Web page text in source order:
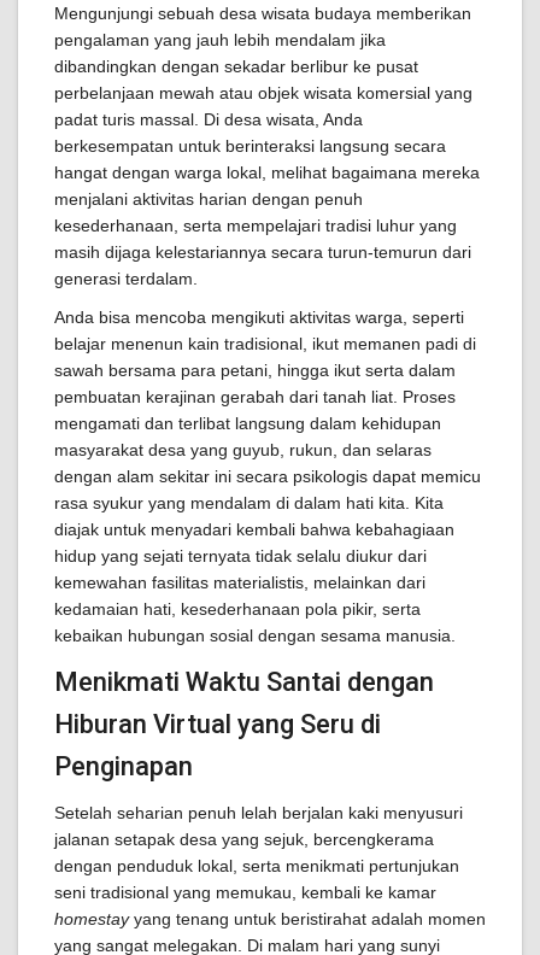
Mengunjungi sebuah desa wisata budaya memberikan
pengalaman yang jauh lebih mendalam jika
dibandingkan dengan sekadar berlibur ke pusat
perbelanjaan mewah atau objek wisata komersial yang
padat turis massal. Di desa wisata, Anda
berkesempatan untuk berinteraksi langsung secara
hangat dengan warga lokal, melihat bagaimana mereka
menjalani aktivitas harian dengan penuh
kesederhanaan, serta mempelajari tradisi luhur yang
masih dijaga kelestariannya secara turun-temurun dari
generasi terdalam.
Anda bisa mencoba mengikuti aktivitas warga, seperti
belajar menenun kain tradisional, ikut memanen padi di
sawah bersama para petani, hingga ikut serta dalam
pembuatan kerajinan gerabah dari tanah liat. Proses
mengamati dan terlibat langsung dalam kehidupan
masyarakat desa yang guyub, rukun, dan selaras
dengan alam sekitar ini secara psikologis dapat memicu
rasa syukur yang mendalam di dalam hati kita. Kita
diajak untuk menyadari kembali bahwa kebahagiaan
hidup yang sejati ternyata tidak selalu diukur dari
kemewahan fasilitas materialistis, melainkan dari
kedamaian hati, kesederhanaan pola pikir, serta
kebaikan hubungan sosial dengan sesama manusia.
Menikmati Waktu Santai dengan
Hiburan Virtual yang Seru di
Penginapan
Setelah seharian penuh lelah berjalan kaki menyusuri
jalanan setapak desa yang sejuk, bercengkerama
dengan penduduk lokal, serta menikmati pertunjukan
seni tradisional yang memukau, kembali ke kamar
homestayyang tenang untuk beristirahat adalah momen
yang sangat melegakan. Di malam hari yang sunyi